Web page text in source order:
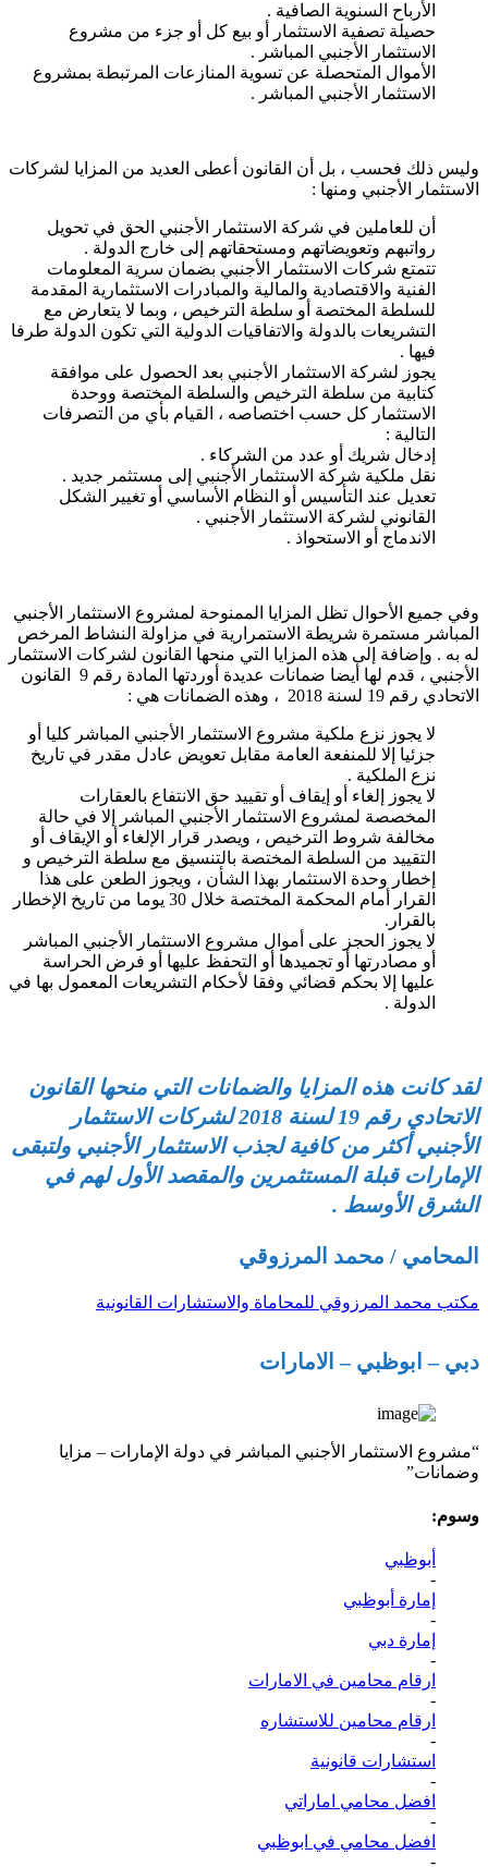
الأرباح السنوية الصافية .
حصيلة تصفية الاستثمار أو بيع كل أو جزء من مشروع
الاستثمار الأجنبي المباشر .
الأموال المتحصلة عن تسوية المنازعات المرتبطة بمشروع
الاستثمار الأجنبي المباشر .
وليس ذلك فحسب ، بل أن القانون أعطى العديد من المزايا لشركات
الاستثمار الأجنبي ومنها :
أن للعاملين في شركة الاستثمار الأجنبي الحق في تحويل
رواتبهم وتعويضاتهم ومستحقاتهم إلى خارج الدولة .
تتمتع شركات الاستثمار الأجنبي بضمان سرية المعلومات
الفنية والاقتصادية والمالية والمبادرات الاستثمارية المقدمة
للسلطة المختصة أو سلطة الترخيص ، وبما لا يتعارض مع
التشريعات بالدولة والاتفاقيات الدولية التي تكون الدولة طرفا
فيها .
يجوز لشركة الاستثمار الأجنبي بعد الحصول على موافقة
كتابية من سلطة الترخيص والسلطة المختصة ووحدة
الاستثمار كل حسب اختصاصه ، القيام بأي من التصرفات
التالية :
إدخال شريك أو عدد من الشركاء .
نقل ملكية شركة الاستثمار الأجنبي إلى مستثمر جديد .
تعديل عند التأسيس أو النظام الأساسي أو تغيير الشكل
القانوني لشركة الاستثمار الأجنبي .
الاندماج أو الاستحواذ .
وفي جميع الأحوال تظل المزايا الممنوحة لمشروع الاستثمار الأجنبي
المباشر مستمرة شريطة الاستمرارية في مزاولة النشاط المرخص
له به . وإضافة إلى هذه المزايا التي منحها القانون لشركات الاستثمار
الأجنبي ، قدم لها أيضا ضمانات عديدة أوردتها المادة رقم 9 القانون
الاتحادي رقم 19 لسنة 2018 ، وهذه الضمانات هي :
لا يجوز نزع ملكية مشروع الاستثمار الأجنبي المباشر كليا أو
جزئيا إلا للمنفعة العامة مقابل تعويض عادل مقدر في تاريخ
نزع الملكية .
لا يجوز إلغاء أو إيقاف أو تقييد حق الانتفاع بالعقارات
المخصصة لمشروع الاستثمار الأجنبي المباشر إلا في حالة
مخالفة شروط الترخيص ، ويصدر قرار الإلغاء أو الإيقاف أو
التقييد من السلطة المختصة بالتنسيق مع سلطة الترخيص و
إخطار وحدة الاستثمار بهذا الشأن ، ويجوز الطعن على هذا
القرار أمام المحكمة المختصة خلال 30 يوما من تاريخ الإخطار
بالقرار.
لا يجوز الحجز على أموال مشروع الاستثمار الأجنبي المباشر
أو مصادرتها أو تجميدها أو التحفظ عليها أو فرض الحراسة
عليها إلا بحكم قضائي وفقا لأحكام التشريعات المعمول بها في
الدولة .
لقد كانت هذه المزايا والضمانات التي منحها القانون
الاتحادي رقم 19 لسنة 2018 لشركات الاستثمار
الأجنبي أكثر من كافية لجذب الاستثمار الأجنبي ولتبقى
الإمارات قبلة المستثمرين والمقصد الأول لهم في
الشرق الأوسط .
المحامي / محمد المرزوقي
مكتب محمد المرزوقي للمحاماة والاستشارات القانونية
دبي – ابوظبي – الامارات
“مشروع الاستثمار الأجنبي المباشر في دولة الإمارات – مزايا
وضمانات”
وسوم:
أبوظبي
-
إمارة أبوظبي
-
إمارة دبي
-
ارقام محامين في الامارات
-
ارقام محامين للاستشاره
-
استشارات قانونية
-
افضل محامي اماراتي
-
افضل محامي في ابوظبي
-